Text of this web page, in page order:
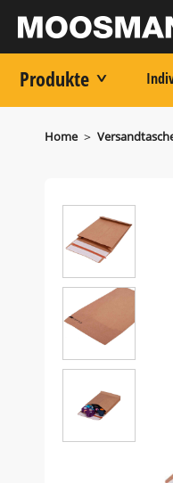
Produkte
Home >